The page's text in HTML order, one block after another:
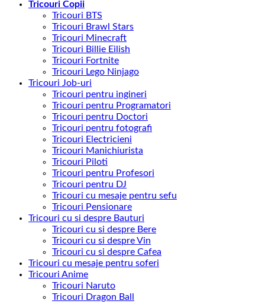
Tricouri Copii
Tricouri BTS
Tricouri Brawl Stars
Tricouri Minecraft
Tricouri Billie Eilish
Tricouri Fortnite
Tricouri Lego Ninjago
Tricouri Job-uri
Tricouri pentru ingineri
Tricouri pentru Programatori
Tricouri pentru Doctori
Tricouri pentru fotografi
Tricouri Electricieni
Tricouri Manichiurista
Tricouri Piloti
Tricouri pentru Profesori
Tricouri pentru DJ
Tricouri cu mesaje pentru sefu
Tricouri Pensionare
Tricouri cu si despre Bauturi
Tricouri cu si despre Bere
Tricouri cu si despre Vin
Tricouri cu si despre Cafea
Tricouri cu mesaje pentru soferi
Tricouri Anime
Tricouri Naruto
Tricouri Dragon Ball